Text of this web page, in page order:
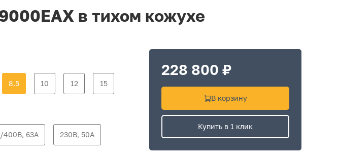
в тихом кожухе
8.5 10 12 15
400В, 63А 230В, 50А
228 800 ₽
В корзину
Купить в 1 клик